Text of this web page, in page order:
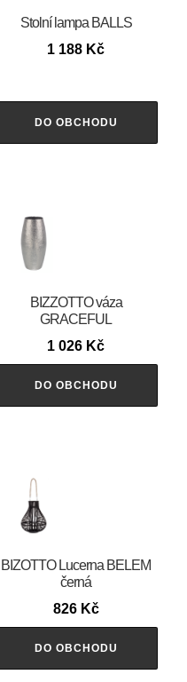
Stolní lampa BALLS
1 188 Kč
DO OBCHODU
BIZZOTTO váza
GRACEFUL
1 026 Kč
DO OBCHODU
BIZOTTO Lucerna BELEM
černá
826 Kč
DO OBCHODU